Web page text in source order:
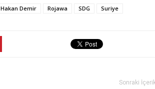
Hakan Demir Rojawa SDG Suriye
Sonraki